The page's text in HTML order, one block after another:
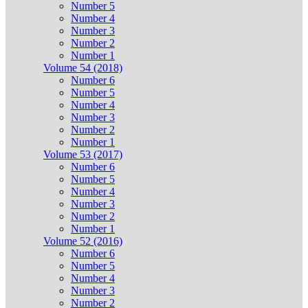
Number 5
Number 4
Number 3
Number 2
Number 1
Volume 54 (2018)
Number 6
Number 5
Number 4
Number 3
Number 2
Number 1
Volume 53 (2017)
Number 6
Number 5
Number 4
Number 3
Number 2
Number 1
Volume 52 (2016)
Number 6
Number 5
Number 4
Number 3
Number 2